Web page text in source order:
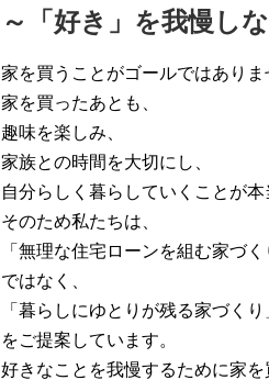
～「好き」を我慢し
家を買うことがゴールではありま
家を買ったあとも、
趣味を楽しみ、
家族との時間を大切にし、
自分らしく暮らしていくことが本
そのため私たちは、
「無理な住宅ローンを組む家づく
ではなく、
「暮らしにゆとりが残る家づくり
をご提案しています。
好きなことを我慢するために家を